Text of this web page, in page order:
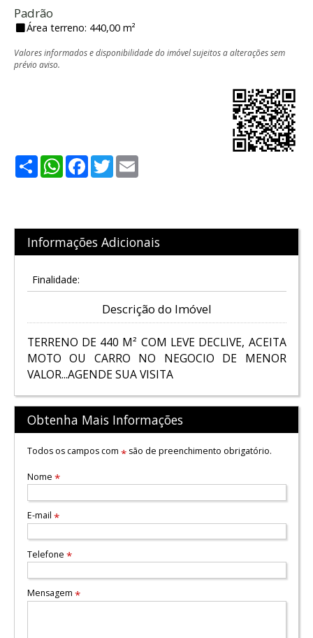
Padrão
Área terreno: 440,00 m²
Valores informados e disponibilidade do imóvel sujeitos a alterações sem
prévio aviso.
ShareWhatsApp
Facebook
Twitter
Informações Adicionais
Finalidade:
Descrição do Imóvel
TERRENO DE 440 M² COM LEVE DECLIVE, ACEITA
MOTO OU CARRO NO NEGOCIO DE MENOR
VALOR...AGENDE SUA VISITA
Obtenha Mais Informações
Todos os campos com *são de preenchimento obrigatório.
Nome *
E-mail *
Telefone *
Mensagem *